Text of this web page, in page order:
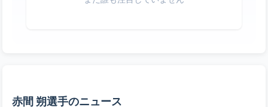
赤間 朔選手のニュース